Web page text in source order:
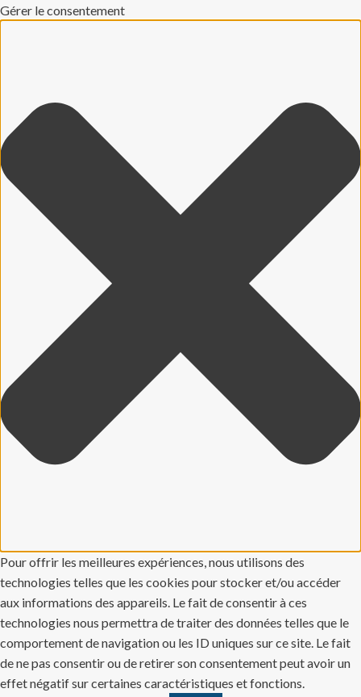
Gérer le consentement
Pour offrir les meilleures expériences, nous utilisons des
technologies telles que les cookies pour stocker et/ou accéder
aux informations des appareils. Le fait de consentir à ces
technologies nous permettra de traiter des données telles que le
comportement de navigation ou les ID uniques sur ce site. Le fait
de ne pas consentir ou de retirer son consentement peut avoir un
effet négatif sur certaines caractéristiques et fonctions.